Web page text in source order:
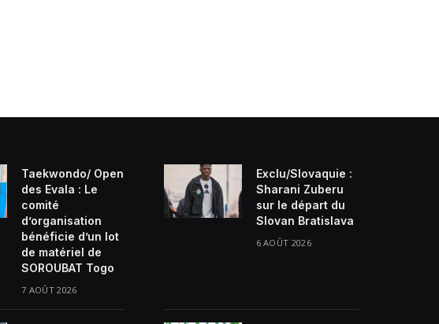
Taekwondo/ Open
des Evala : Le
comité
d’organisation
bénéficie d’un lot
de matériel de
SOROUBAT Togo
7 AOÛT 2026
Exclu/Slovaquie :
Sharani Zuberu
sur le départ du
Slovan Bratislava
6 AOÛT 2026